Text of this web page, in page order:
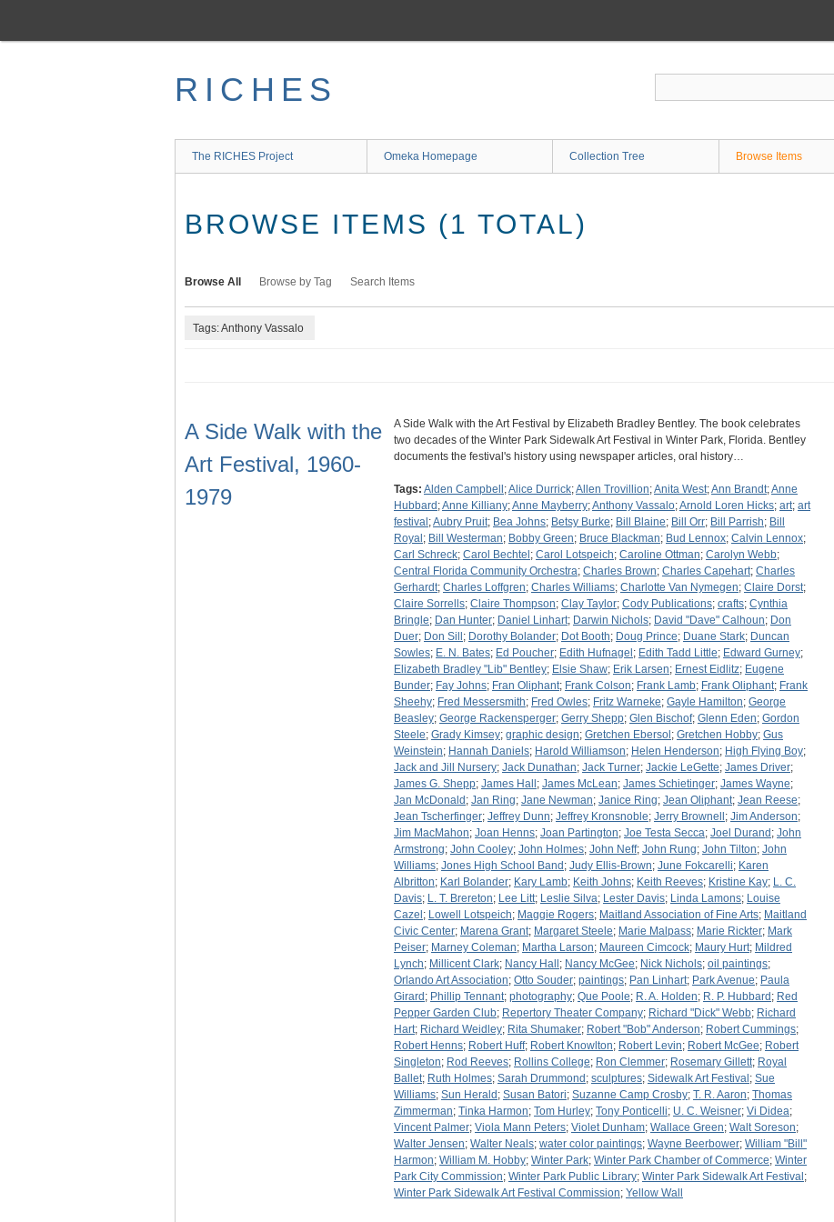
main
RICHES
The RICHES Project Omeka Homepage Collection Tree Browse Items
BROWSE ITEMS (1 TOTAL)
Browse All Browse by Tag Search Items
Tags: Anthony Vassalo
A Side Walk with the
Art Festival, 1960-
1979
A Side Walk with the Art Festival by Elizabeth Bradley Bentley. The book celebrates
two decades of the Winter Park Sidewalk Art Festival in Winter Park, Florida. Bentley
documents the festival's history using newspaper articles, oral history…
Tags: Alden Campbell ;Alice Durrick;Allen Trovillion;Anita West;Ann Brandt;Anne
Hubbard ;Anne Killiany;Anne Mayberry;Anthony Vassalo;Arnold Loren Hicks; art; art
festival ;Aubry Pruit; Bea Johns; Betsy Burke; Bill Blaine; Bill Orr; Bill Parrish; Bill
Royal ; Bill Westerman; Bobby Green; Bruce Blackman; Bud Lennox; Calvin Lennox;
Carl Schreck; Carol Bechtel ; Carol Lotspeich; Caroline Ottman; Carolyn Webb;
Central Florida Community Orchestra; Charles Brown; Charles Capehart; Charles
Gerhardt; Charles Loffgren; Charles Williams; Charlotte Van Nymegen; Claire Dorst;
Claire Sorrells; Claire Thompson; Clay Taylor; Cody Publications; crafts; Cynthia
Bringle; Dan Hunter; Daniel Linhart; Darwin Nichols; David "Dave" Calhoun; Don
Duer; Don Sill ; Dorothy Bolander; Dot Booth; Doug Prince; Duane Stark; Duncan
Sowles; E. N. Bates; Ed Poucher; Edith Hufnagel ; Edith Tadd Little; Edward Gurney;
Elizabeth Bradley "Lib" Bentley; Elsie Shaw; Erik Larsen; Ernest Eidlitz; Eugene
Bunder; Fay Johns; Fran Oliphant; Frank Colson; Frank Lamb; Frank Oliphant; Frank
Sheehy; Fred Messersmith; Fred Owles; Fritz Warneke; Gayle Hamilton; George
Beasley; George Rackensperger; Gerry Shepp; Glen Bischof; Glenn Eden; Gordon
Steele; Grady Kimsey; graphic design; Gretchen Ebersol ; Gretchen Hobby; Gus
Weinstein; Hannah Daniels; Harold Williamson; Helen Henderson; High Flying Boy;
Jack and Jill Nursery; Jack Dunathan; Jack Turner; Jackie LeGette; James Driver;
James G. Shepp; James Hall ; James McLean; James Schietinger; James Wayne;
Jan McDonald ; Jan Ring; Jane Newman; Janice Ring; Jean Oliphant; Jean Reese;
Jean Tscherfinger; Jeffrey Dunn; Jeffrey Kronsnoble; Jerry Brownell ; Jim Anderson;
Jim MacMahon; Joan Henns; Joan Partington; Joe Testa Secca; Joel Durand ; John
Armstrong; John Cooley; John Holmes; John Neff; John Rung; John Tilton; John
Williams; Jones High School Band ; Judy Ellis-Brown; June Fokcarelli; Karen
Albritton; Karl Bolander; Kary Lamb; Keith Johns; Keith Reeves; Kristine Kay; L. C.
Davis; L. T. Brereton; Lee Litt; Leslie Silva; Lester Davis; Linda Lamons; Louise
Cazel ; Lowell Lotspeich; Maggie Rogers; Maitland Association of Fine Arts; Maitland
Civic Center; Marena Grant; Margaret Steele; Marie Malpass; Marie Rickter; Mark
Peiser; Marney Coleman; Martha Larson; Maureen Cimcock; Maury Hurt; Mildred
Lynch; Millicent Clark; Nancy Hall ; Nancy McGee; Nick Nichols; oil paintings;
Orlando Art Association; Otto Souder; paintings; Pan Linhart; Park Avenue; Paula
Girard ; Phillip Tennant; photography; Que Poole; R. A. Holden; R. P. Hubbard ; Red
Pepper Garden Club; Repertory Theater Company; Richard "Dick" Webb; Richard
Hart; Richard Weidley; Rita Shumaker; Robert "Bob" Anderson; Robert Cummings;
Robert Henns; Robert Huff; Robert Knowlton; Robert Levin; Robert McGee; Robert
Singleton; Rod Reeves; Rollins College; Ron Clemmer; Rosemary Gillett; Royal
Ballet; Ruth Holmes; Sarah Drummond ; sculptures; Sidewalk Art Festival ; Sue
Williams; Sun Herald ; Susan Batori; Suzanne Camp Crosby; T. R. Aaron; Thomas
Zimmerman; Tinka Harmon; Tom Hurley; Tony Ponticelli; U. C. Weisner; Vi Didea;
Vincent Palmer; Viola Mann Peters; Violet Dunham; Wallace Green; Walt Soreson;
Walter Jensen; Walter Neals; water color paintings; Wayne Beerbower; William "Bill"
Harmon; William M. Hobby; Winter Park; Winter Park Chamber of Commerce; Winter
Park City Commission; Winter Park Public Library; Winter Park Sidewalk Art Festival ;
Winter Park Sidewalk Art Festival Commission; Yellow Wall